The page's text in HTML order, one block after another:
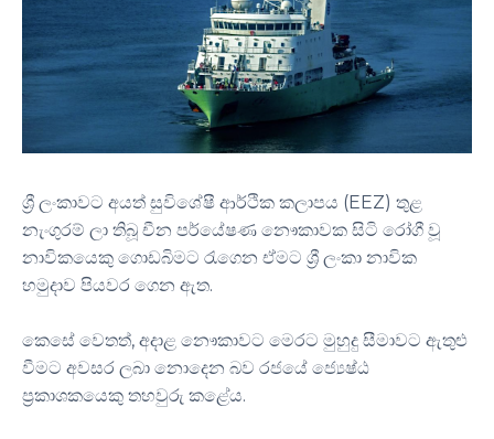
ශ්‍රී ලංකාවට අයත් සුවිශේෂී ආර්ථික කලාපය (EEZ) තුළ
නැංගුරම් ලා තිබූ චීන පර්යේෂණ නෞකාවක සිටි රෝගී වූ
නාවිකයෙකු ගොඩබිමට රැගෙන ඒමට ශ්‍රී ලංකා නාවික
හමුදාව පියවර ගෙන ඇත.
කෙසේ වෙතත්, අදාළ නෞකාවට මෙරට මුහුදු සීමාවට ඇතුළු
වීමට අවසර ලබා නොදෙන බව රජයේ ජ්‍යෙෂ්ඨ
ප්‍රකාශකයෙකු තහවුරු කළේය.